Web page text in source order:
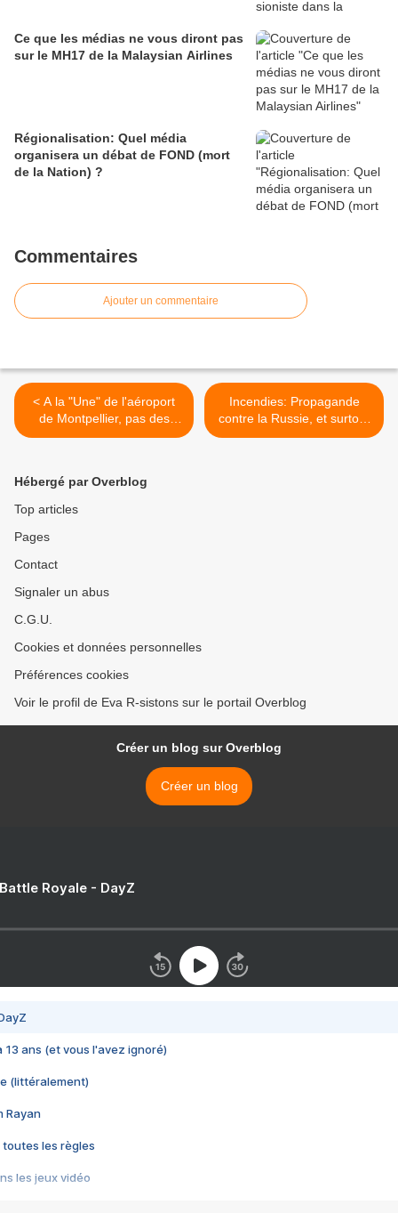
Ce que les médias ne vous diront pas
sur le MH17 de la Malaysian Airlines
Régionalisation: Quel média
organisera un débat de FOND (mort
de la Nation) ?
Commentaires
Ajouter un commentaire
< A la "Une" de l'aéroport
de Montpellier, pas des
Médias - Sarkozy Rom
Incendies: Propagande
contre la Russie, et surtout
contre Poutine >
Hébergé par Overblog
Top articles
Pages
Contact
Signaler un abus
C.G.U.
Cookies et données personnelles
Préférences cookies
Voir le profil de Eva R-sistons sur le portail Overblog
Créer un blog sur Overblog
Créer un blog
Royale - DayZ
13 ans (et vous l'avez ignoré)
(littéralement)
Rayan
toutes les règles
les jeux vidéo